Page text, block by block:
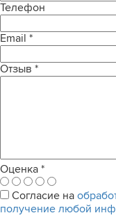
Телефон
Email *
Отзыв *
Оценка *
Согласие на
получение любой